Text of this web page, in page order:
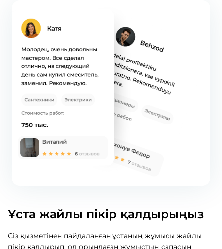
Ұста жайлы пікір қалдырыңыз
Сіз қызметінен пайдаланған ұстаның жұмысы жайлы
пікір қалдырып, ол орындаған жұмыстың сапасын